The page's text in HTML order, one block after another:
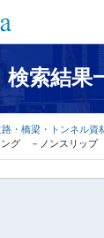
検索結果
路・橋梁・トンネル資
グ －ノンスリップ